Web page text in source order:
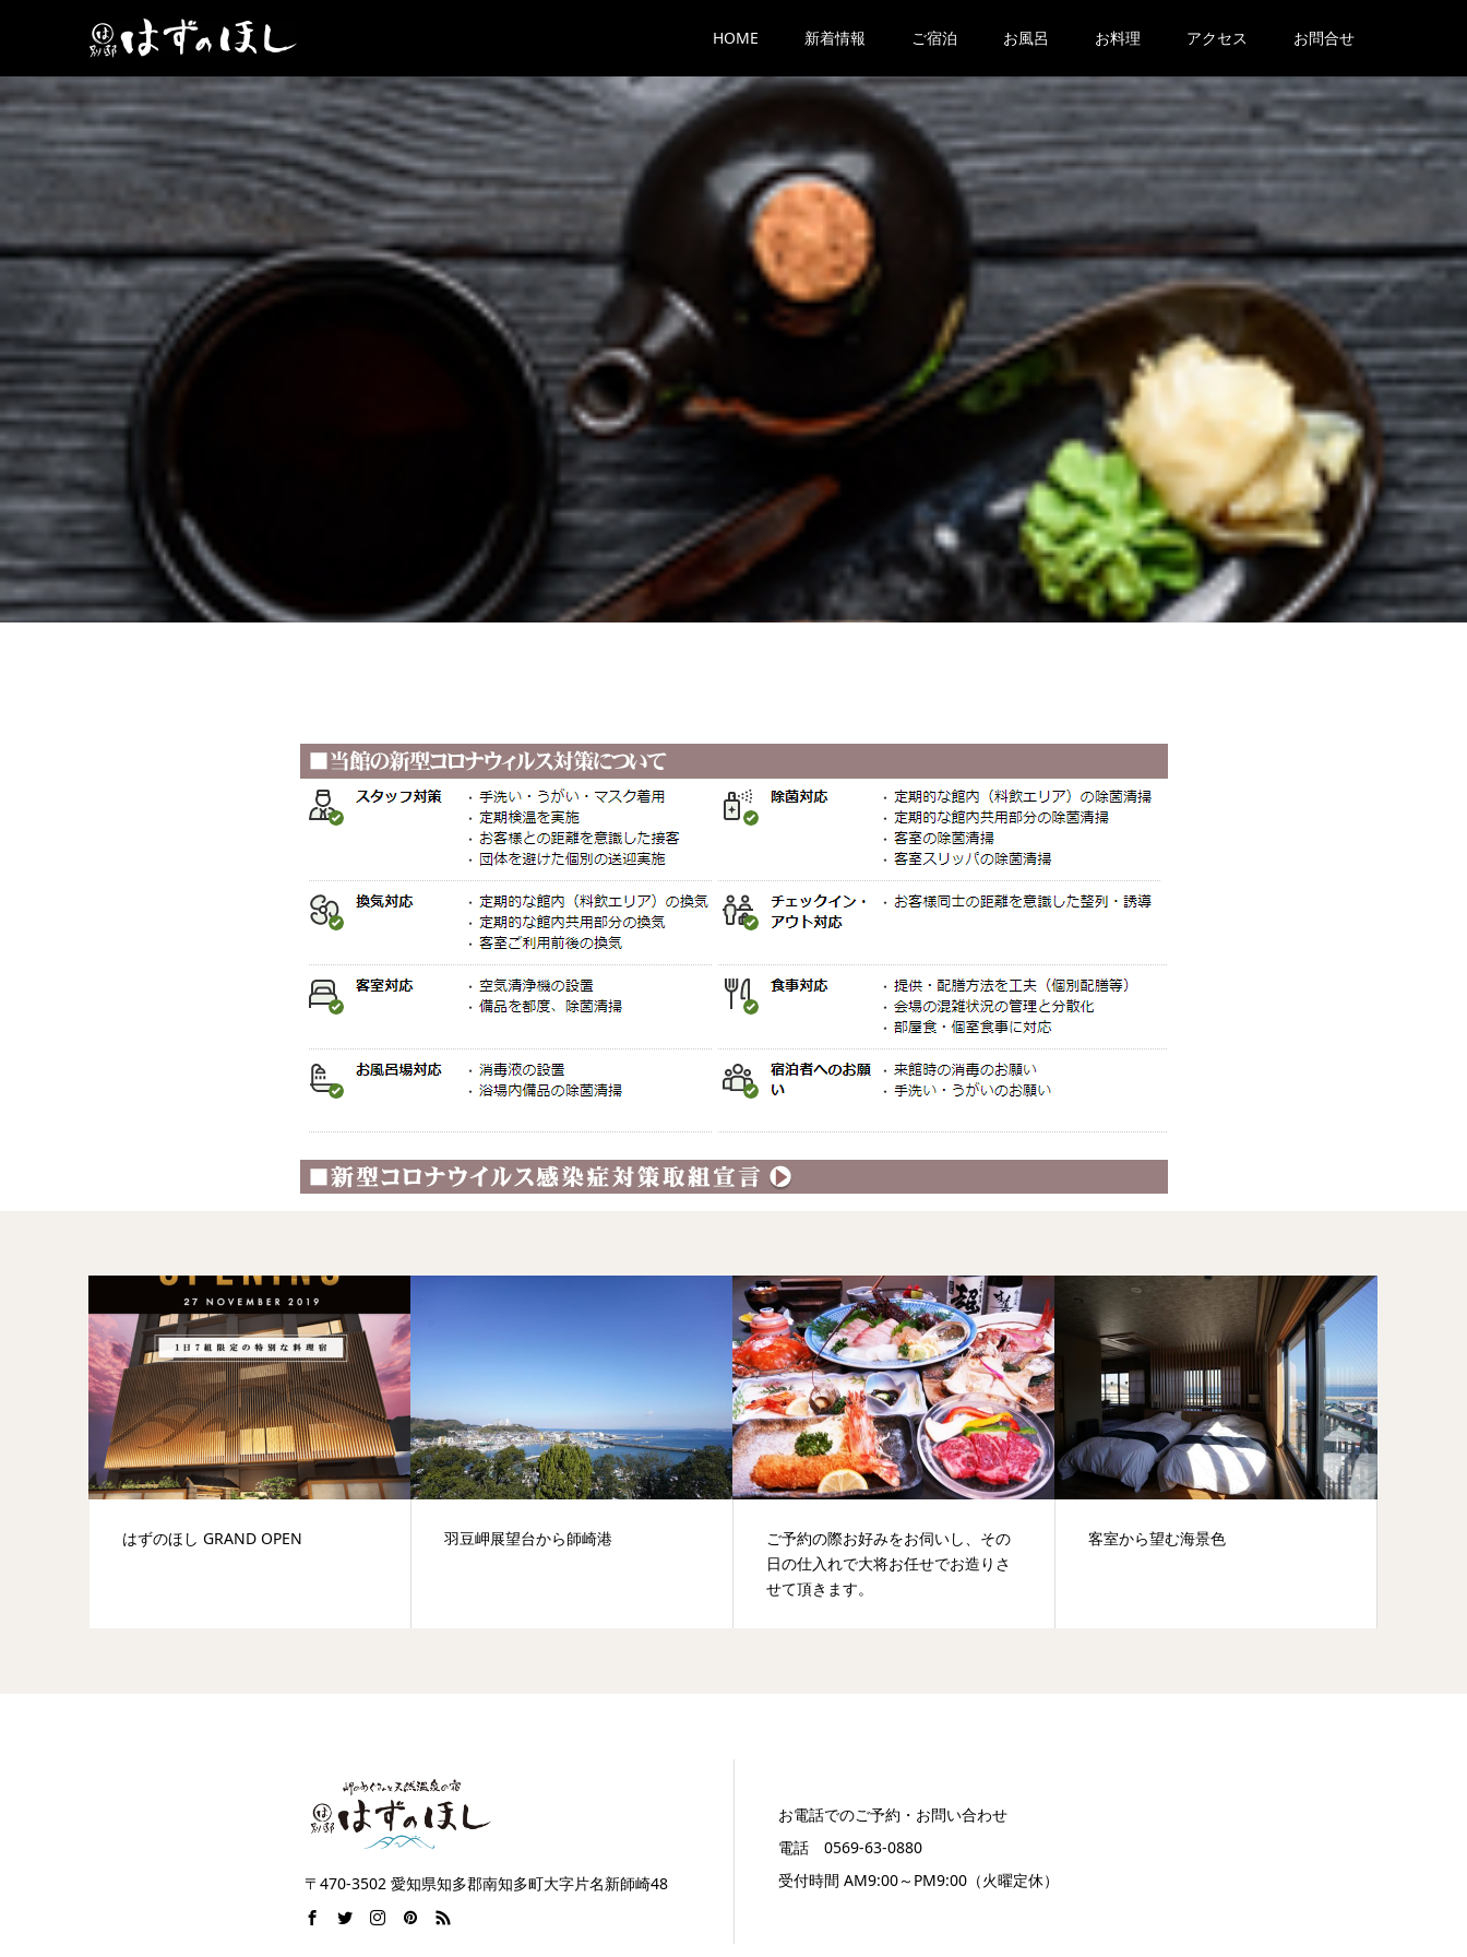
HOME 新着情報 ご宿泊 お風呂 お料理 アクセス お問合せ
はずのほし GRAND OPEN 羽豆岬展望台から師崎港
ご予約の際お好みをお伺いし、その
日の仕入れで大将お任せでお造りさ
せて頂きます。
客室から望む海景色
〒470-3502 愛知県知多郡南知多町大字片名新師崎48
お電話でのご予約・お問い合わせ
電話 0569-63-0880
受付時間 AM9:00～PM9:00（火曜定休）